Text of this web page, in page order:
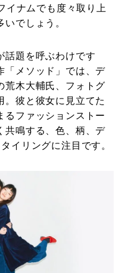
イナムでも度々取り上
でしょう。
話題を呼ぶわけです
「メソッド」では、デ
荒木大輔氏、フォトグ
。彼と彼女に見立てた
るファッションストー
共鳴する、色、柄、デ
イリングに注目です。